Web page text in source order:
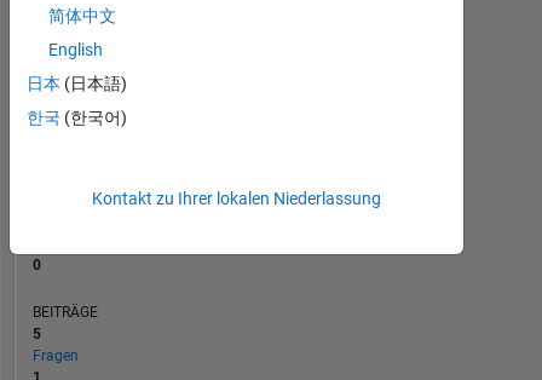
09/19
06/20
03/21
12/21
06/23
03/24
12/24
06/26
07/20
05/21
03/22
01/23
11/23
07/25
05/26
RANG
0
BEITRÄGE
5
Fragen
简体中文
English
日本 (日本語)
한국 (한국어)
Kontakt zu Ihrer lokalen Niederlassung